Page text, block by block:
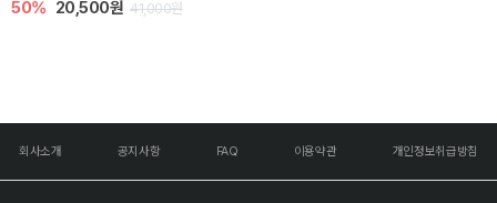
50% 20,500원 41,000원
회사소개 공지사항 FAQ 이용약관 개인정보취급방침